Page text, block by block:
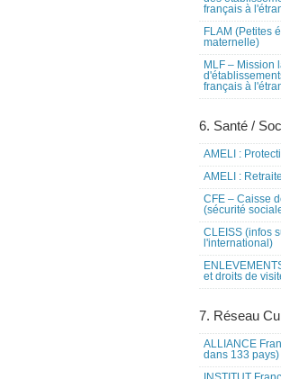
français à
FLAM (Petites
maternelle)
MLF – Mission
français à
6. Santé /
AMELI :
AMELI :
CFE – Caisse
(sécurité
CLEISS (infos
l'international)
et droits de
7. Réseau
ALLIANCE
dans 133 pays)